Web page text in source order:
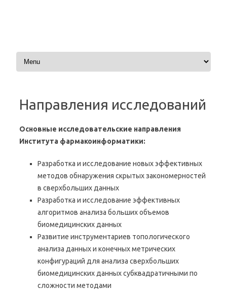
Перейти к содержимому
Направления исследований
Основные исследовательские направления
Института фармакоинформатики:
Разработка и исследование новых эффективных
методов обнаружения скрытых закономерностей
в сверхбольших данных
Разработка и исследование эффективных
алгоритмов анализа больших объемов
биомедицинских данных
Развитие инструментариев топологического
анализа данных и конечных метрических
конфигураций для анализа сверхбольших
биомедицинских данных субквадратичными по
сложности методами